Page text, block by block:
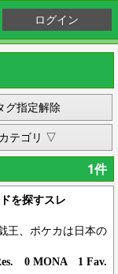
ログイン
グ指定解除
カテゴリ ▽
1件
を探すスレ
王、ポケカは日本の
0 MONA 1 Fav.